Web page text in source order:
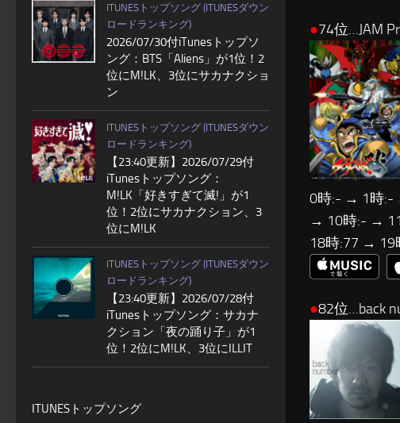
●74位…JAM
0時:- → 1時
→ 10時:- →
18時:77 →
●82位…back
ITUNESトップソング (ITUNESダウン
ロードランキング)
2026/07/30付iTunesトップソ
ング：BTS「Aliens」が1位！2
位にM!LK、3位にサカナクショ
ン
ITUNESトップソング (ITUNESダウン
ロードランキング)
【23:40更新】2026/07/29付
iTunesトップソング：
M!LK「好きすぎて滅!」が1
位！2位にサカナクション、3
位にM!LK
ITUNESトップソング (ITUNESダウン
ロードランキング)
【23:40更新】2026/07/28付
iTunesトップソング：サカナ
クション「夜の踊り子」が1
位！2位にM!LK、3位にILLIT
ITUNESトップソング